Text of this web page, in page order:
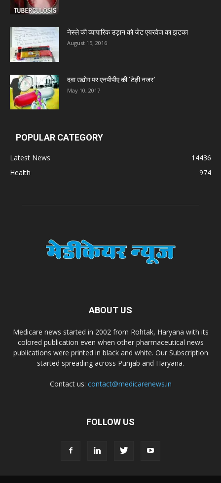
नेस्ले की व्यापारिक उड़ान को जेट एयरवेज का झटका
August 15, 2016
दवा उद्योग पर एनपीपीए की ‘टेढ़ी नजर’
May 10, 2017
POPULAR CATEGORY
Latest News
14436
Health
974
ABOUT US
Medicare news started in 2002 from Rohtak, Haryana with its
colored publication even when other pharmaceutical news
publications were printed in black and white. Our Subscription
started spreading across Punjab and Haryana.
Contact us: contact@medicarenews.in
FOLLOW US